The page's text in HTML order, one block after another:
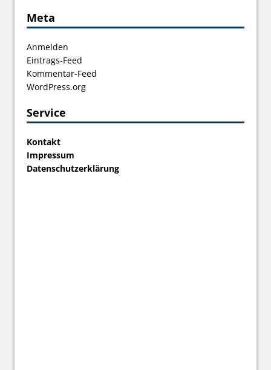
Meta
Anmelden
Eintrags-Feed
Kommentar-Feed
WordPress.org
Service
Kontakt
Impressum
Datenschutzerklärung